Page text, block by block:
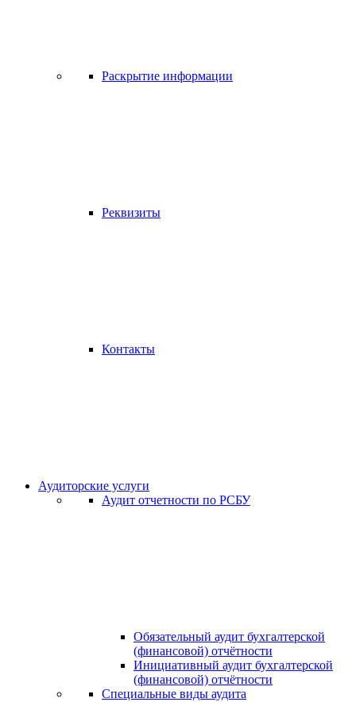
Раскрытие информации
Реквизиты
Контакты
Аудиторские услуги
Аудит отчетности по РСБУ
Обязательный аудит бухгалтерской
(финансовой) отчётности
Инициативный аудит бухгалтерской
(финансовой) отчётности
Специальные виды аудита